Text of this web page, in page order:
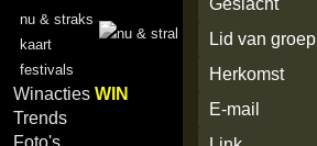
nu & straks
kaart
festivals
WinactiesWIN
Trends
Foto's
Geslacht
Lid van groep
Herkomst
E-mail